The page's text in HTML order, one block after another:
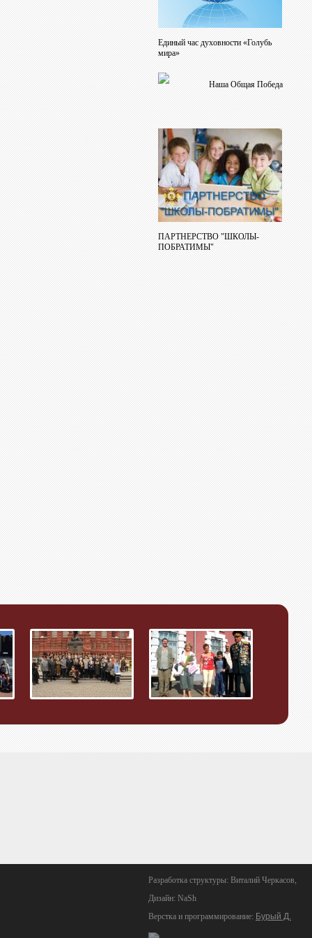
Единый час духовности «Голубь
мира»
Наша Общая Победа
ПАРТНЕРСТВО "ШКОЛЫ-
ПОБРАТИМЫ"
Разработка структуры: Виталий Черкасов,
Дизайн: NaSh
Верстка и программирование: Бурый Д.